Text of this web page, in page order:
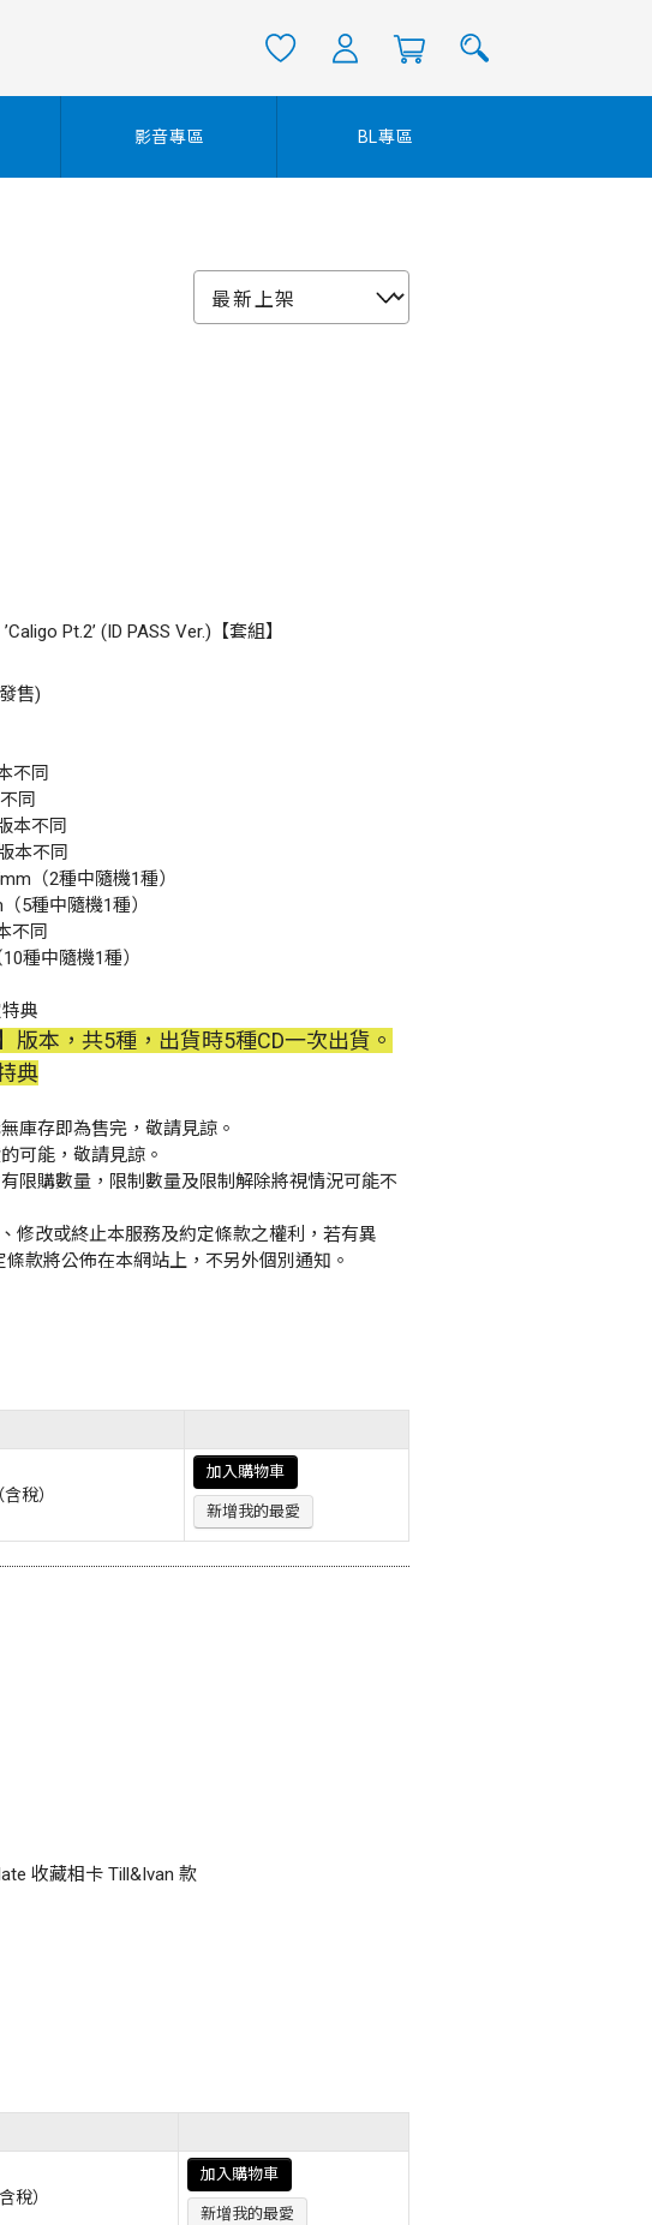
影音專區 BL專區
Pt.2’ (ID PASS Ver.)【套組】
售)
不同
同
本不同
本不同
（2種中隨機1種）
5種中隨機1種）
不同
種中隨機1種）
典
本，共5種，出貨時5種CD一次出貨。
典
庫存即為售完，敬請見諒。
可能，敬請見諒。
限購數量，限制數量及限制解除將視情況可能不
修改或終止本服務及約定條款之權利，若有異
款將公佈在本網站上，不另外個別通知。
含稅）
加入購物車
新增我的最愛
收藏相卡 Till&Ivan 款
含稅）
加入購物車
新增我的最愛